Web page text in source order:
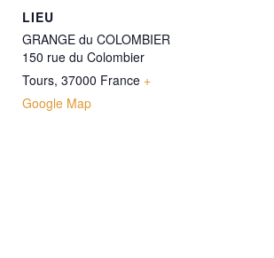
LIEU
GRANGE du COLOMBIER
150 rue du Colombier
Tours, 37000 France +
Google Map